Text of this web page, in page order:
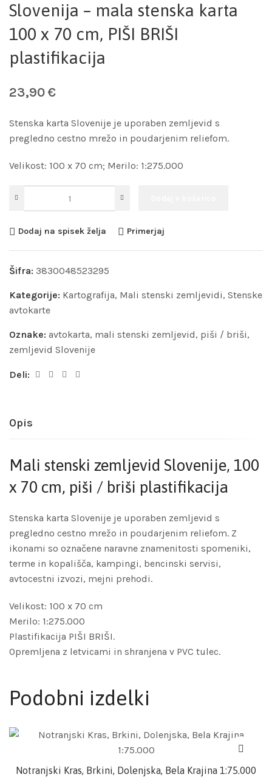
Slovenija – mala stenska karta
100 x 70 cm, PIŠI BRIŠI
plastifikacija
23,90€
Stenska karta Slovenije je uporaben zemljevid s
pregledno cestno mrežo in poudarjenim reliefom.
Velikost: 100 x 70 cm; Merilo: 1:275.000
Dodaj na spisek želja Primerjaj
Šifra: 3830048523295
Kategorije: Kartografija, Mali stenski zemljevidi, Stenske
avtokarte
Oznake: avtokarta, mali stenski zemljevid, piši / briši,
zemljevid Slovenije
Deli:
Opis
Mali stenski zemljevid Slovenije, 100
x 70 cm, piši / briši plastifikacija
Stenska karta Slovenije je uporaben zemljevid s
pregledno cestno mrežo in poudarjenim reliefom. Z
ikonami so označene naravne znamenitosti spomeniki,
terme in kopališča, kampingi, bencinski servisi,
avtocestni izvozi, mejni prehodi.
Velikost: 100 x 70 cm
Merilo: 1:275.000
Plastifikacija PIŠI BRIŠI.
Opremljena z letvicami in shranjena v PVC tulec.
Podobni izdelki
Dodaj v košarico
Notranjski Kras, Brkini, Dolenjska, Bela Krajina 1:75.000